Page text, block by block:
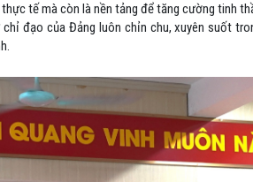
tế mà còn là nền tảng để tăng cường tinh
đạo của Đảng luôn chỉn chu, xuyên suốt